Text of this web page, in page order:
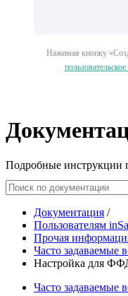
Нажимая кнопку
Подробные инструкции
Документация /
Пользователям
Прочая
Часто задаваемые
Настройка для
Часто задаваемые